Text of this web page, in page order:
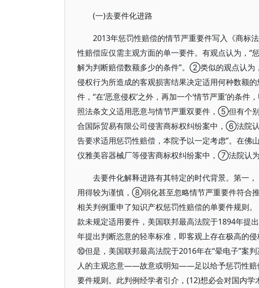
(一)去要件化进路
2013年惩罚性赔偿的情节严重要件写入《商标
性赔偿应仅需主观方面的单一要件。有观点认为，“
解为判断赔偿数额多少的条件”。②类似的观点认为
侵权行为所造成的客观损害结果决定适用何种数额
件，“在‘恶意侵权’之外，再加一个‘情节严重’的条
照法条文义适用恶意与情节严重双要件，⑤但有个
合国际贸易有限公司侵害商标权纠纷案中，⑥法院
告要求适用惩罚性赔偿，本院予以一定考虑”。在佛
仪雅美容器械厂等侵害商标权纠纷案中，⑦法院认为
去要件化解释进路有其特定的时代背景。第一
用得较为谨慎，⑧弱化甚至忽略情节严重要件符合
相关判例重申了知识产权惩罚性赔偿的单要件规则
款未规定适用要件，美国联邦最高法院于1894年提
年提出判断恣意的轻率标准，即客观上存在极高的
⑩但是，美国联邦最高法院于2016年在“晕电子”案
人的主观恣意——故意或明知——足以给予惩罚性赔
要件规则。此判例经学者引介，(12)想必会对国内学